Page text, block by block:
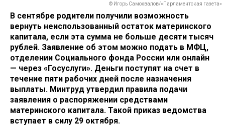
© Игорь Самохвалов/«Парламентская газета»
В сентябре родители получили возможность
вернуть неиспользованный остаток материнского
капитала, если эта сумма не больше десяти тысяч
рублей. Заявление об этом можно подать в МФЦ,
отделении Социального фонда России или онлайн
— через «Госуслуги». Деньги поступят на счет в
течение пяти рабочих дней после назначения
выплаты. Минтруд утвердил правила подачи
заявления о распоряжении средствами
материнского капитала. Такой приказ ведомства
вступает в силу 29 октября.